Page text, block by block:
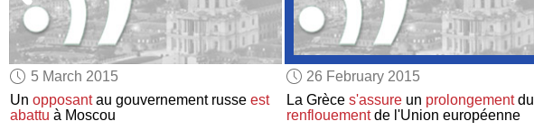
5 March 2015
Unopposantau gouvernement russeest
abattu à Moscou
26 February 2015
La Grèce s'assureun prolongementdu
renflouementde l'Union européenne